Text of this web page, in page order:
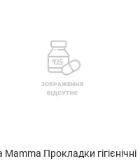
Мamma Прокладки гiгiєнiчнi